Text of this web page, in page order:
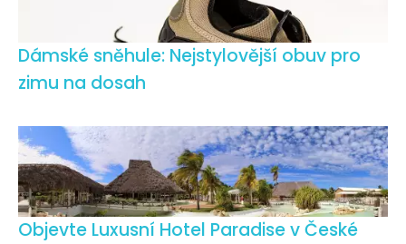
Dámské sněhule: Nejstylovější obuv pro
zimu na dosah
Objevte Luxusní Hotel Paradise v České